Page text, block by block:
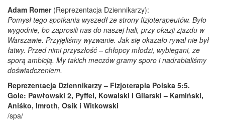
Adam Romer (Reprezentacja Dziennikarzy):
Pomysł tego spotkania wyszedł ze strony fizjoterapeutów. Było
wygodnie, bo zaprosili nas do naszej hali, przy okazji zjazdu w
Warszawie. Przyjęliśmy wyzwanie. Jak się okazało rywal nie był
łatwy. Przed nimi przyszłość – chłopcy młodzi, wybiegani, ze
sporą ambicją. My takich meczów gramy sporo i nadrabialiśmy
doświadczeniem.
Reprezentacja Dziennikarzy – Fizjoterapia Polska 5:5.
Gole: Pawłowski 2, Pyffel, Kowalski i Gilarski – Kamiński,
Aniśko, Imroth, Osik i Witkowski
/spa/